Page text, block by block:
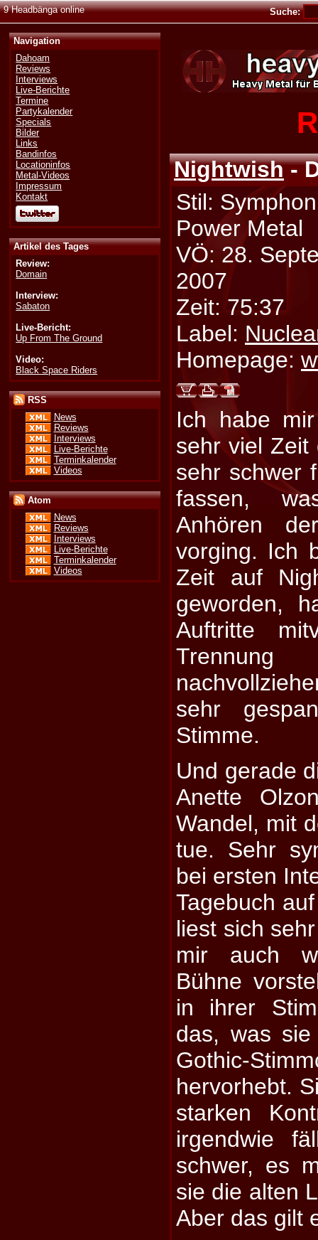
9 Headbänga online Suche:
Navigation
Dahoam
Reviews
Interviews
Live-Berichte
Termine
Partykalender
Specials
Bilder
Links
Bandinfos
Locationinfos
Metal-Videos
Impressum
Kontakt
Artikel des Tages
Review:
Domain
Interview:
Sabaton
Live-Bericht:
Up From The Ground
Video:
Black Space Riders
RSS
News
Reviews
Interviews
Live-Berichte
Terminkalender
Videos
Atom
News
Reviews
Interviews
Live-Berichte
Terminkalender
Videos
Nightwish-
Stil:
Power Metal
VÖ: 28.
2007
Zeit: 75:37
Label:
Homepage:
Ich habe
sehr viel Zeit
sehr schwer
fassen,
Anhören
vorging. Ich
Zeit auf
geworden,
Auftritte
sehr
Stimme.
Und gerade
Anette
Wandel, mit
tue. Sehr
bei ersten
Tagebuch
liest sich
mir auch
Bühne
in ihrer
das, was
Gothic-
hervorhebt.
starken
irgendwie
schwer, es
sie die alten
Aber das gilt